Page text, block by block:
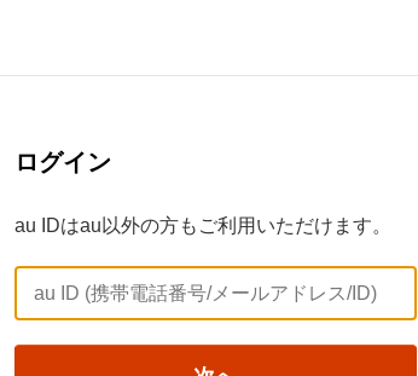
ログイン
au IDはau以外の方もご利用いただけます。